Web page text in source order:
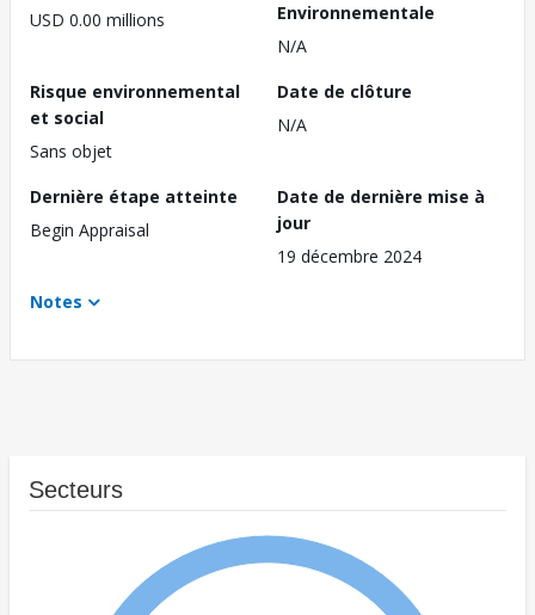
USD 0.00 millions
Environnementale
N/A
Risque environnemental
et social
Sans objet
Date de clôture
N/A
Dernière étape atteinte
Begin Appraisal
Date de dernière mise à
jour
19 décembre 2024
Notes
Secteurs